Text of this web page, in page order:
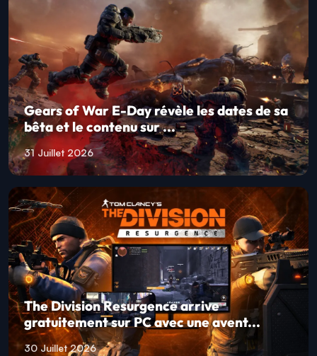
Gears of War E-Day révèle les dates de sa
bêta et le contenu sur ...
31 Juillet 2026
The Division Resurgence arrive
gratuitement sur PC avec une avent...
30 Juillet 2026